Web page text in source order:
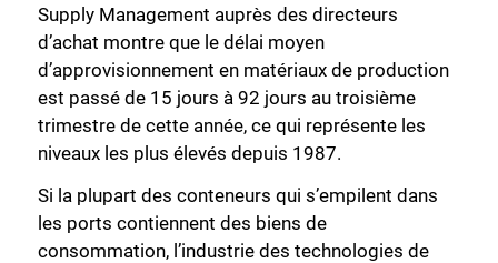
Supply Management auprès des directeurs
d’achat montre que le délai moyen
d’approvisionnement en matériaux de production
est passé de 15 jours à 92 jours au troisième
trimestre de cette année, ce qui représente les
niveaux les plus élevés depuis 1987.
Si la plupart des conteneurs qui s’empilent dans
les ports contiennent des biens de
consommation, l’industrie des technologies de